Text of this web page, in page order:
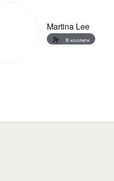
Martina Lee
В коллеги